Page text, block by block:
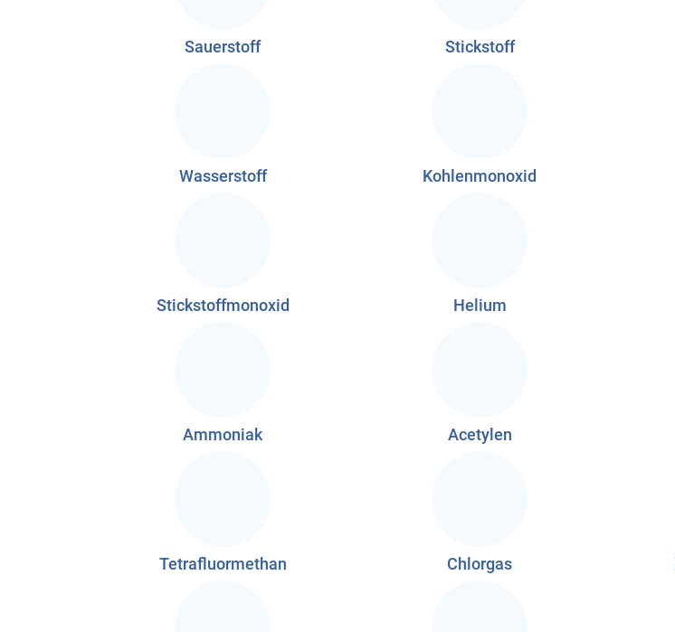
Sauerstoff Stickstoff
Wasserstoff Kohlenmonoxid
Stickstoffmonoxid Helium
Ammoniak Acetylen
Tetrafluormethan Chlorgas